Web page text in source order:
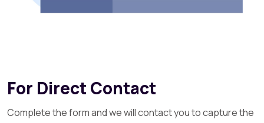
For Direct Contact
Complete the form and we will contact you to capture the